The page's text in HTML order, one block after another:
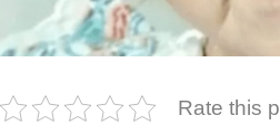
Rate this